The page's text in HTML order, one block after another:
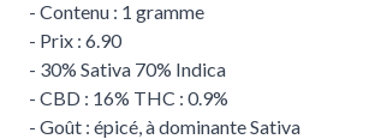
- Contenu : 1 gramme
- Prix : 6.90
- 30% Sativa 70% Indica
- CBD : 16% THC : 0.9%
- Goût : épicé, à dominante Sativa